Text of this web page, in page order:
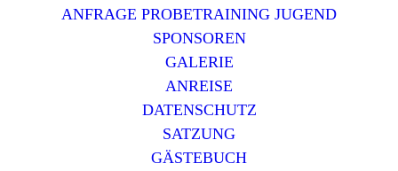
ANFRAGE PROBETRAINING JUGEND
SPONSOREN
GALERIE
ANREISE
DATENSCHUTZ
SATZUNG
GÄSTEBUCH